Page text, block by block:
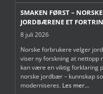
SMAKEN FØRST –
JORDBÆRENE ET
8 juli 2026
Norske forbrukere velger
viser ny forskning at nettopp
kan være en viktig forklaring
norske jordbær – kunnskap
moderniseres. Les mer...